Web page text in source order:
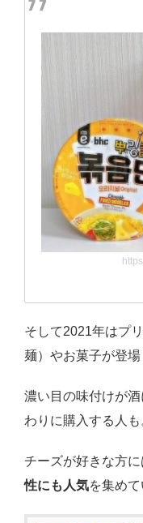
そして2021年はプ
麺）やお菓子が登場
濃い目の味付けが
わりに購入する人も
チーズが好きな方に
性にも人気を集めて